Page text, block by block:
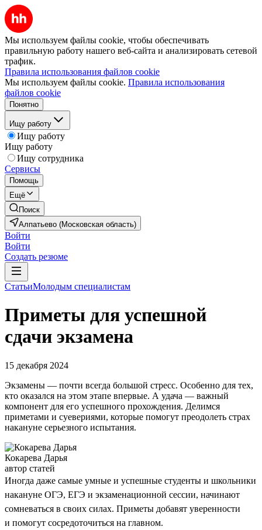
Мы используем файлы cookie, чтобы обеспечивать
правильную работу нашего веб-сайта и анализировать сетевой
трафик.
Правила использования файлов cookie
Мы используем файлы cookie. Правила использования
файлов cookie
Понятно
Ищу работу
Ищу работу
Ищу работу
Ищу сотрудника
Сервисы
Помощь
Ещё
Поиск
Алпатьево (Московская область)
Войти
Войти
Создать резюме
СтатьиМолодым специалистам
Приметы для успешной
сдачи экзамена
15 декабря 2024
Экзамены — почти всегда большой стресс. Особенно для тех,
кто оказался на этом этапе впервые. А удача — важный
компонент для его успешного прохождения. Делимся
приметами и суевериями, которые помогут преодолеть страх
накануне серьезного испытания.
Кокарева Дарья
автор статей
Иногда даже самые умные и успешные студенты и школьники
накануне ОГЭ, ЕГЭ и экзаменационной сессии, начинают
сомневаться в своих силах. Приметы добавят уверенности
и помогут сосредоточиться на главном.